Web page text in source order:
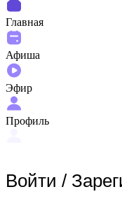
Главная
Афиша
Эфир
Профиль
Войти /